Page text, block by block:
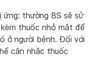
ứng: thường BS sẽ sử
thuốc nhỏ mắt để
ở người bệnh. Đối với
cân nhắc thuốc